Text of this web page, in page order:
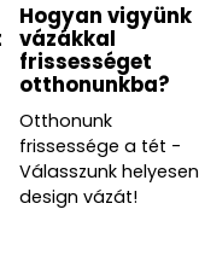
Hogyan vigyünk
vázákkal
frissességet
otthonunkba?
Otthonunk
frissessége a tét -
Válasszunk helyesen
design vázát!